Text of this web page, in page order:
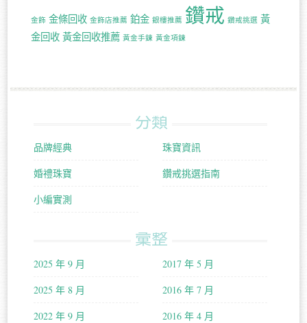
金飾 金條回收 金飾店推薦 鉑金 銀樓推薦 鑽戒 鑽戒挑選 黃
金回收 黃金回收推薦 黃金手鍊 黃金項鍊
分類
品牌經典
婚禮珠寶
小編實測
珠寶資訊
鑽戒挑選指南
彙整
2025 年 9 月
2025 年 8 月
2022 年 9 月
2017 年 5 月
2016 年 7 月
2016 年 4 月